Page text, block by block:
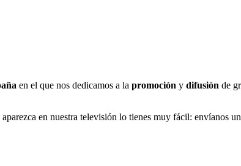
en el que nos dedicamos a la promoción y difusión de
en nuestra televisión lo tienes muy fácil: envíanos